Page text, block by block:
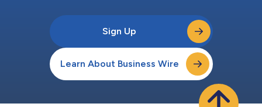
Sign Up
Learn About Business Wire